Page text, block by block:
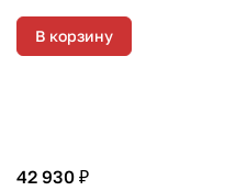
В корзину
42 930 ₽